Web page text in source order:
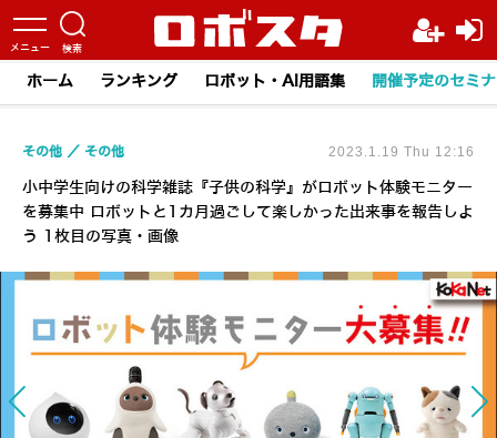
ホーム ランキング ロボット・AI用語集 開催予定のセミ
小中学生向けの科学雑誌『子供の科学』がロボット体験モニター
を募集中 ロボットと1カ月過ごして楽しかった出来事を報告しよ
う 1枚目の写真・画像
その他 その他 2023.1.19 Thu 12:16